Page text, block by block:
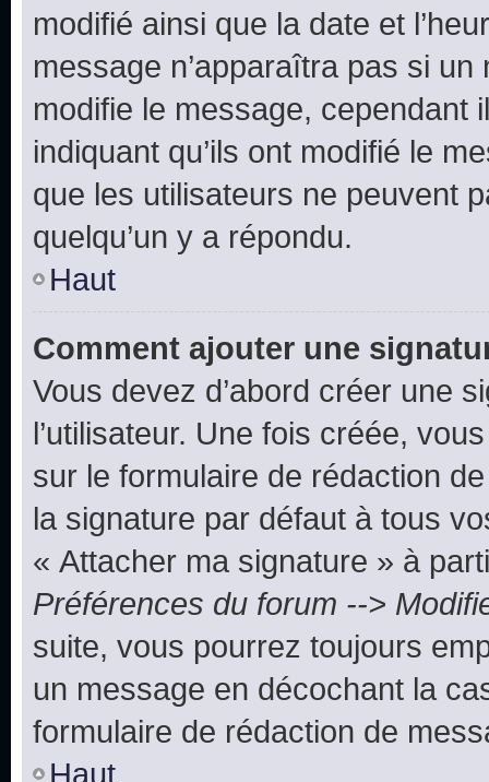
modifié ainsi que la date et
message n’apparaîtra pas si
modifie le message, cependant
indiquant qu’ils ont modifié le
que les utilisateurs ne peuvent
quelqu’un y a répondu.
Haut
Comment ajouter une
Vous devez d’abord créer une
l’utilisateur. Une fois créée,
sur le formulaire de rédaction
la signature par défaut à tous
« Attacher ma signature » à
Préférences du forum -->
suite, vous pourrez toujours
un message en décochant la
formulaire de rédaction de
Haut